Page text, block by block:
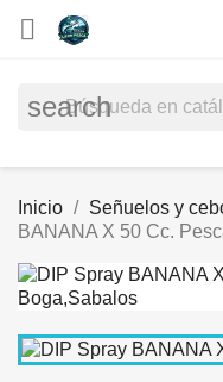

search
Inicio Señuelos y
BANANA X 50 Cc.